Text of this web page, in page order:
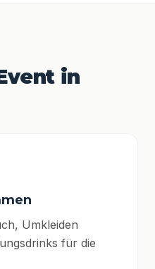
in
Umkleiden
für die